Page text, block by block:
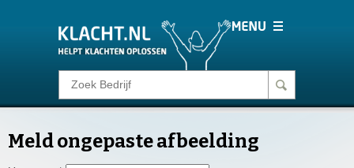
Klacht melden
Consumentenrecht
Meld ongepaste afbeelding